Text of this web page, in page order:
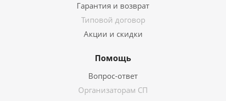
Гарантия и возврат
Типовой договор
Акции и скидки
Помощь
Вопрос-ответ
Организаторам СП